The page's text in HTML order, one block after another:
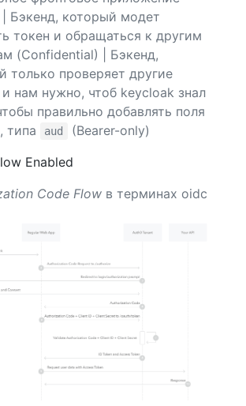
| Бэкенд, который модет
токен и обращаться к другим
(Confidential) | Бэкенд,
только проверяет другие
нам нужно, чтоб keycloak знал
правильно добавлять поля
типа
aud
(Bearer-only)
Enabled
Code Flow в терминах oidc